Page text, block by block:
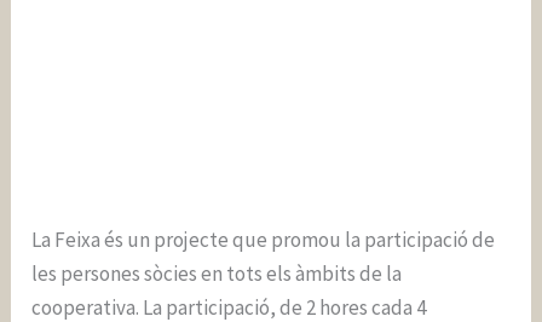
La Feixa és un projecte que promou la participació de
les persones sòcies en tots els àmbits de la
cooperativa. La participació, de 2 hores cada 4